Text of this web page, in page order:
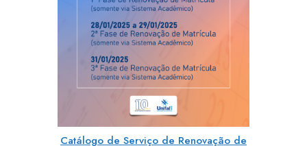
Catálogo de Serviço de Renovação de